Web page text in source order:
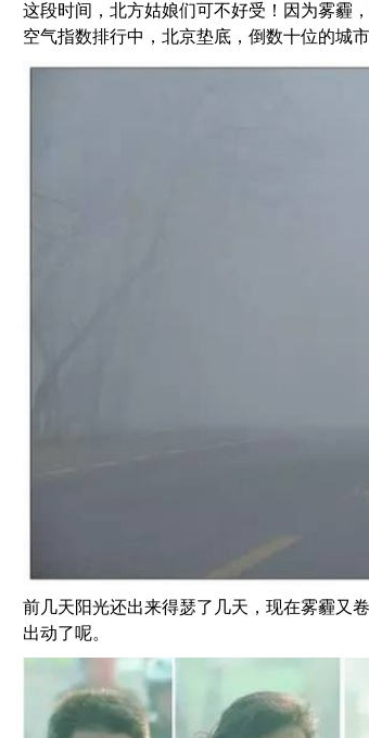
这段时间，北方姑娘们可不好受！因为雾霾
空气指数排行中，北京垫底，倒数十位的城
前几天阳光还出来得瑟了几天，现在雾霾又
出动了呢。